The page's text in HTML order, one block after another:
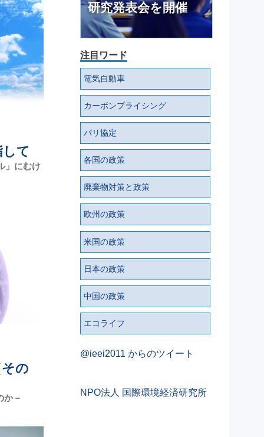
て
」にむけ
の
か－
研究発表会を開催
注目ワード
電気自動車
カーボンプライシング
パリ協定
各国の政策
廃棄物対策と政策
欧州の政策
米国の政策
日本の政策
中国の政策
エコライフ
@ieei2011 からのツイート
NPO法人 国際環境経済研究所